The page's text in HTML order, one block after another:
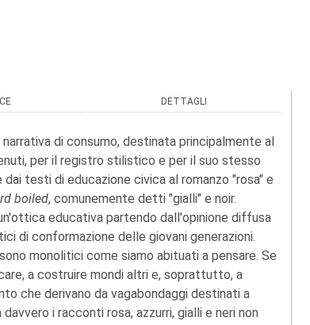
DETTAGLI
di consumo, destinata principalmente al
per il registro stilistico e per il suo stesso
testi di educazione civica al romanzo "rosa" e
boiled, comunemente detti "gialli" e noir.
educativa partendo dall'opinione diffusa
di conformazione delle giovani generazioni.
monolitici come siamo abituati a pensare. Se
a costruire mondi altri e, soprattutto, a
che derivano da vagabondaggi destinati a
i racconti rosa, azzurri, gialli e neri non